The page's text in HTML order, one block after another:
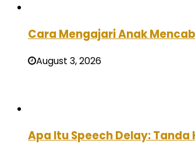
Cara Mengajari Anak
August 3, 2026
Apa Itu Speech Delay: